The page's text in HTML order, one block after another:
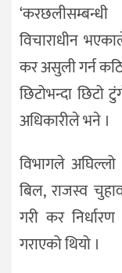
विचाराधीन
कर असुली गर्न
छिटोभन्दा छिटो
अधिकारीले भने ।
विभागले
बिल, राजस्व
गरी कर
गराएको थियो ।